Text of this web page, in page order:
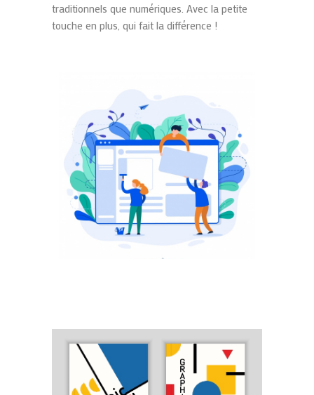
traditionnels que numériques. Avec la petite
touche en plus, qui fait la différence !